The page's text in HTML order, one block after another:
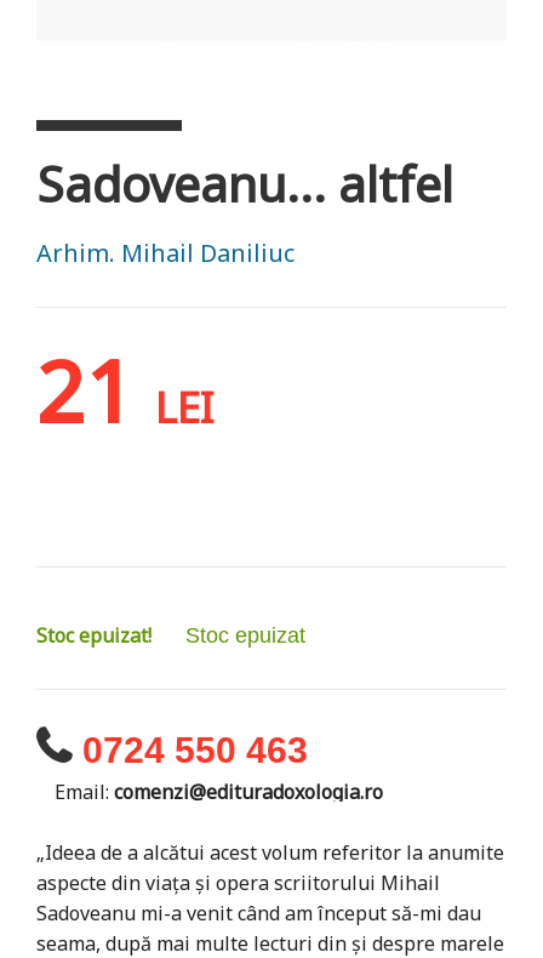
Sadoveanu... altfel
Arhim. Mihail Daniliuc
21 LEI
Stoc epuizat! Stoc epuizat
0724 550 463
Email: comenzi@edituradoxologia.ro
„Ideea de a alcătui acest volum referitor la anumite
aspecte din viața și opera scriitorului Mihail
Sadoveanu mi-a venit când am început să-mi dau
seama, după mai multe lecturi din și despre marele